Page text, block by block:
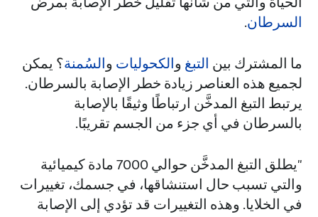
السرطان.
ما المشترك بين التبغ والكحوليات والسُمنة؟ يمكن
لجميع هذه العناصر زيادة خطر الإصابة بالسرطان.
يرتبط التبغ المدخَّن ارتباطًا وثيقًا بالإصابة
بالسرطان في أي جزء من الجسم تقريبًا.
"يطلق التبغ المدخَّن حوالي 7000 مادة كيميائية
والتي تسبب حال استنشاقها، في جسمك، تغييرات
في الخلايا. وهذه التغييرات قد تؤدي إلى الإصابة